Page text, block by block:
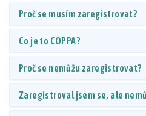
Proč se musím zaregistrovat?
Co je to COPPA?
Proč se nemůžu zaregistrovat?
Zaregistroval jsem se, ale